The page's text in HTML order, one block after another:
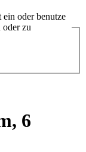
oder benutze
zu
6